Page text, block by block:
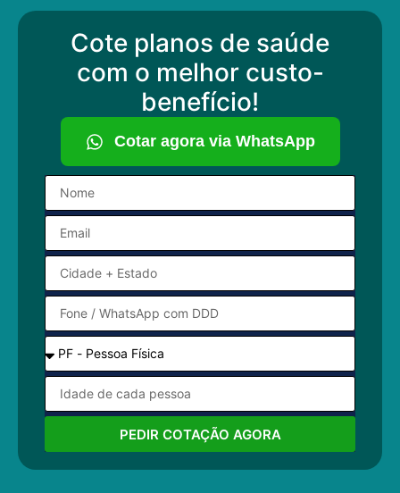
Cote planos de saúde
com o melhor custo-
benefício!
Cotar agora via WhatsApp
PEDIR COTAÇÃO AGORA